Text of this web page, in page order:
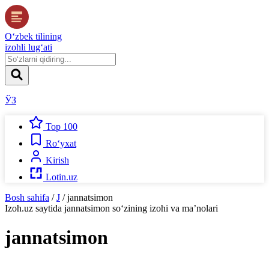
O‘zbek tilining
izohli lug‘ati
ЎЗ
Top 100
Ro‘yxat
Kirish
Lotin.uz
Bosh sahifa / J / jannatsimon
Izoh.uz saytida jannatsimon so‘zining izohi va ma’nolari
jannatsimon